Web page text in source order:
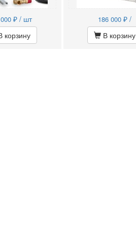
₽ / шт
корзину
186 000₽ /
В корзину